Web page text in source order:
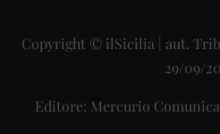
Copyright © ilSicilia | aut.
29/09/
Editore: Mercurio